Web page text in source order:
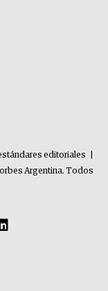
editoriales
Argentina. Todos